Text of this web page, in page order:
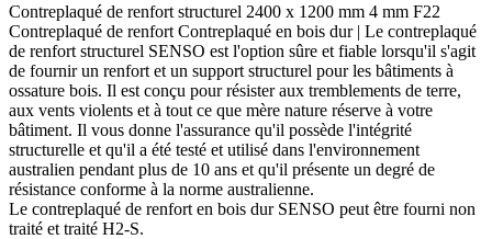
Contreplaqué de renfort structurel 2400 x 1200 mm 4 mm F22
Contreplaqué de renfort Contreplaqué en bois dur | Le contreplaqué
de renfort structurel SENSO est l'option sûre et fiable lorsqu'il s'agit
de fournir un renfort et un support structurel pour les bâtiments à
ossature bois. Il est conçu pour résister aux tremblements de terre,
aux vents violents et à tout ce que mère nature réserve à votre
bâtiment. Il vous donne l'assurance qu'il possède l'intégrité
structurelle et qu'il a été testé et utilisé dans l'environnement
australien pendant plus de 10 ans et qu'il présente un degré de
résistance conforme à la norme australienne.
Le contreplaqué de renfort en bois dur SENSO peut être fourni non
traité et traité H2-S.